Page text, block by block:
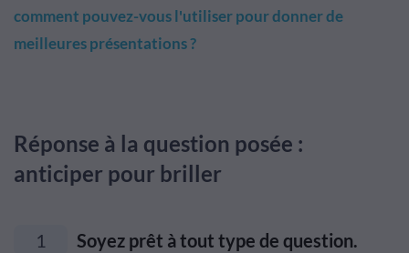
comment pouvez-vous l'utiliser pour donner de
meilleures présentations ?
Réponse à la question posée :
anticiper pour briller
1 Soyez prêt à tout type de question.